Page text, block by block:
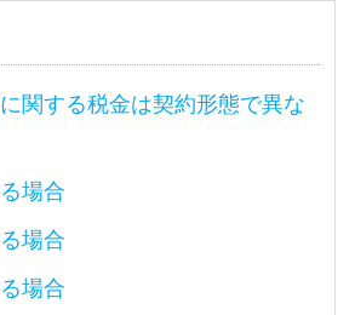
関する税金は契約形態で異な
場合
場合
場合